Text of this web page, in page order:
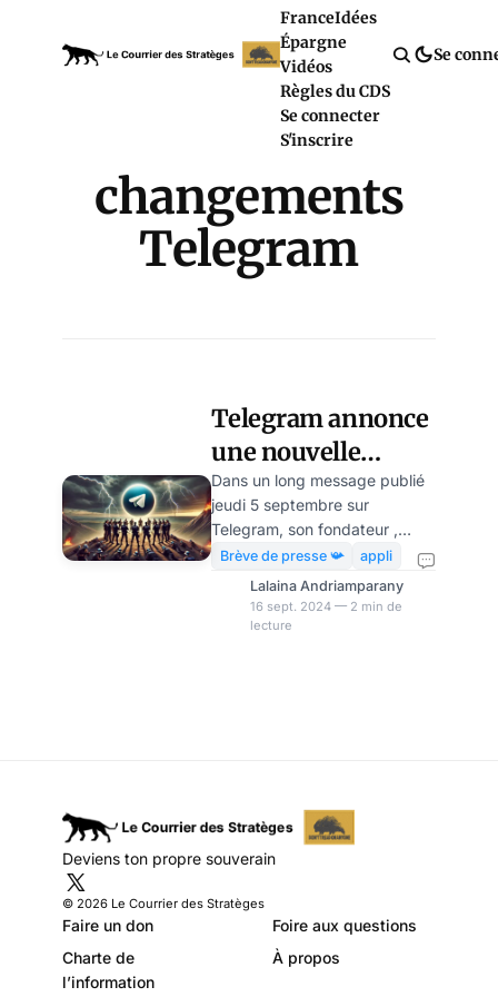
FranceIdées
Épargne
Vidéos
Règles du CDS
Se connecter
S'inscrire
Se
changements
Telegram
Telegram annonce
une nouvelle
politique de
modération
Dans un long message publié
jeudi 5 septembre sur
Telegram, son fondateur ,
Pavel Durov, avait réfuté les
accusations portées contre lui
par la justice française et a
menacé d’abandonner la
modifications visant à
renforcer la modération et à
améliorer l’image de la
plateforme. La suppression de
la fonctionnalité « Per
Brève de presse 📯
appli
Lalaina Andriamparany
16 sept. 2024 — 2 min de
lecture
Deviens ton propre souverain
© 2026 Le Courrier des Stratèges
Faire un don
Foire aux questions
Charte de
l’information
À propos